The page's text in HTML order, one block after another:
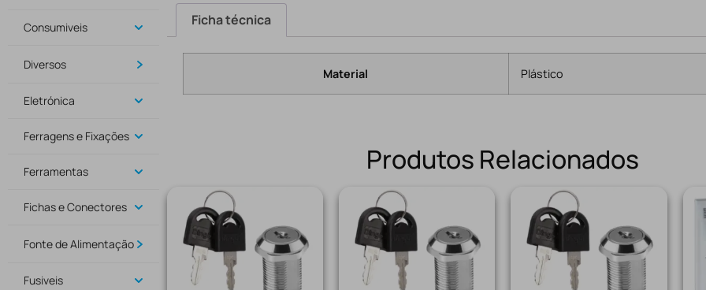
Consumiveis
Diversos
Eletrónica
Ferragens e Fixações
Ferramentas
Fichas e Conectores
Fonte de Alimentação
Fusiveis
Ficha técnica
Material Plástico
Produtos Relacionados